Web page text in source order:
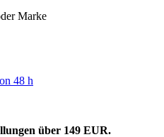
Marke
48 h
über 149 EUR.